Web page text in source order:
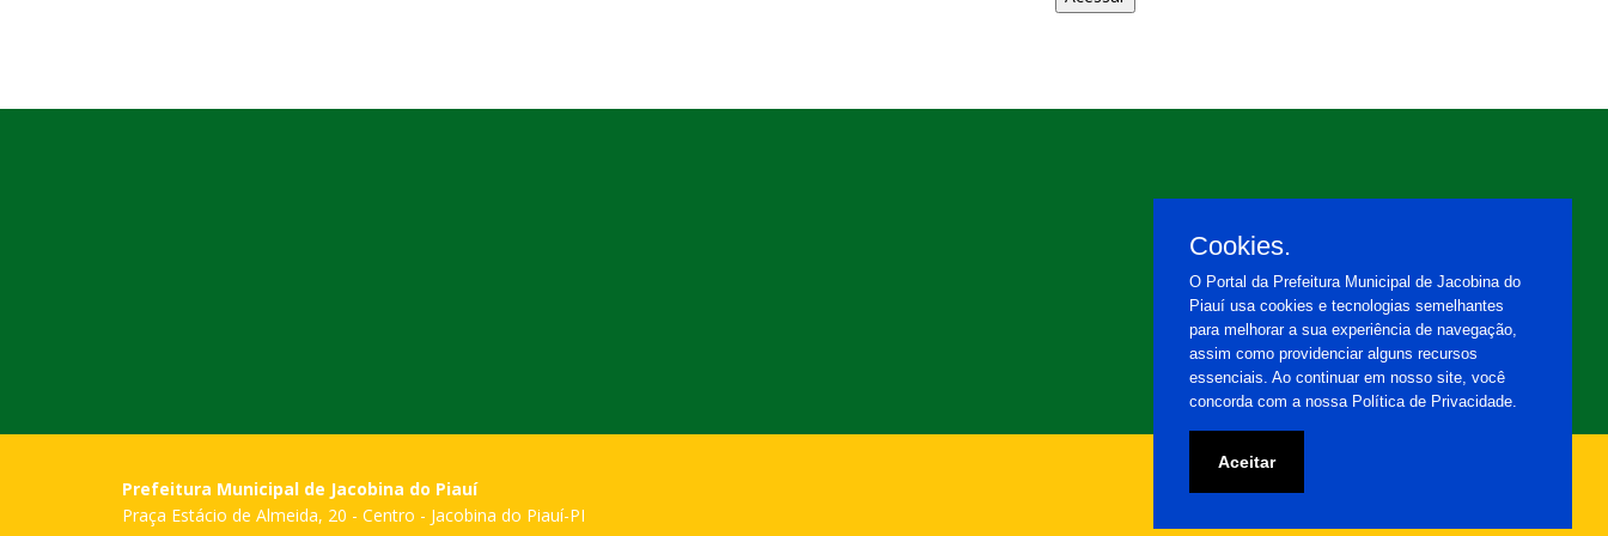
Prefeitura Municipal de Jacobina do Piauí
Praça Estácio de Almeida, 20 - Centro - Jacobina do Piauí-PI
Cookies.
O Portal da Prefeitura Municipal de Jacobina do
Piauí usa cookies e tecnologias semelhantes
para melhorar a sua experiência de navegação,
assim como providenciar alguns recursos
essenciais. Ao continuar em nosso site, você
concorda com a nossa Política de Privacidade.
Aceitar